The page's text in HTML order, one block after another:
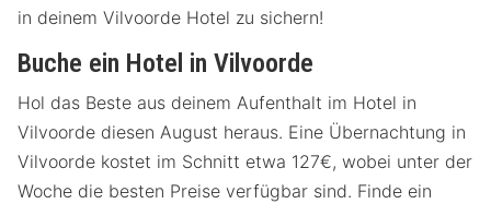
in deinem Vilvoorde Hotel zu sichern!
Buche ein Hotel in Vilvoorde
Hol das Beste aus deinem Aufenthalt im Hotel in
Vilvoorde diesen August heraus. Eine Übernachtung in
Vilvoorde kostet im Schnitt etwa 127€, wobei unter der
Woche die besten Preise verfügbar sind. Finde ein